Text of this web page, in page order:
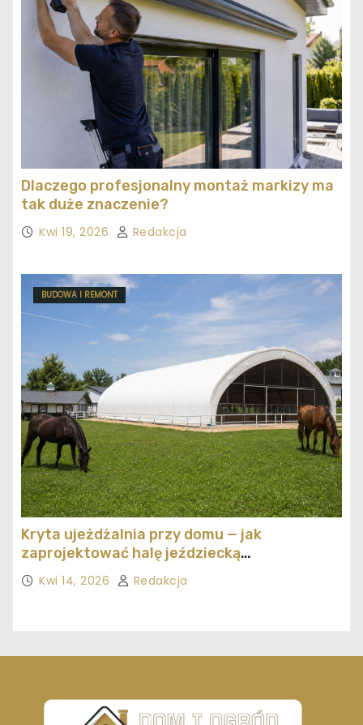
Dlaczego profesjonalny montaż markizy ma
tak duże znaczenie?
Kwi 19, 2026 Redakcja
BUDOWA I REMONT
Kryta ujeżdżalnia przy domu — jak
zaprojektować halę jeździecką
ekonomicznie
Kwi 14, 2026 Redakcja